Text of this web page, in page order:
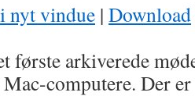
nyt vindue | Download
første arkiverede
computere. Der